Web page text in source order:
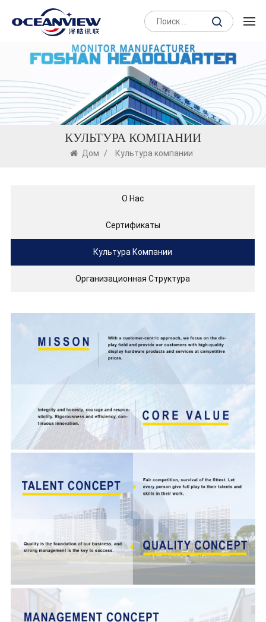
КУЛЬТУРА КОМПАНИИ
Дом / Культура компании
О Нас
Сертификаты
Культура Компании
Организационная Структура